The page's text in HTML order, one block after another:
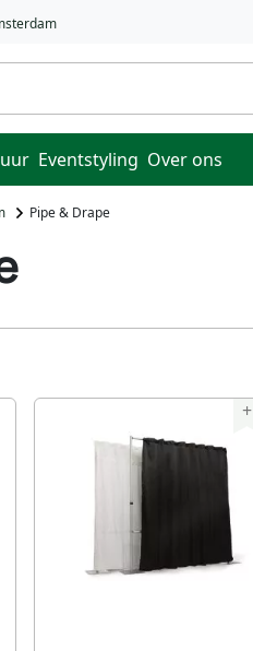
Eventstyling Over ons
Pipe & Drape
+